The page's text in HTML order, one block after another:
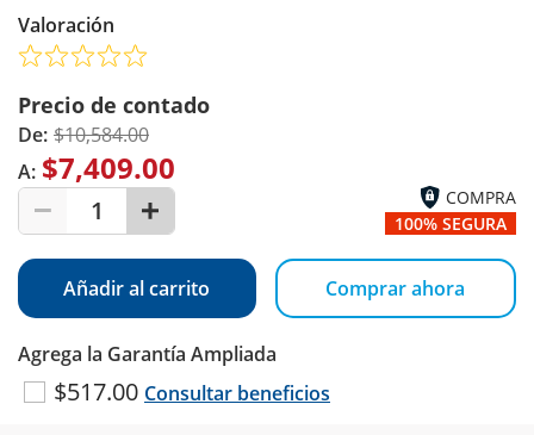
Valoración
Precio de contado
De: $10,584.00
A: $7,409.00
1
COMPRA
100% SEGURA
Añadir al carrito Comprar ahora
Agrega la Garantía Ampliada
$517.00 Consultar beneficios